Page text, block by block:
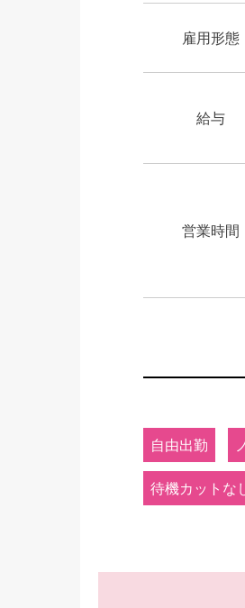
雇用形態
給与
営業時間
自由出勤
待機カットな